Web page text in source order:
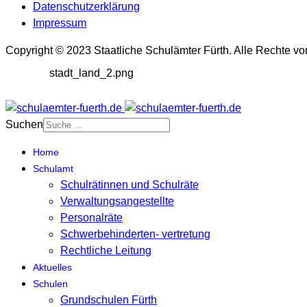
Datenschutzerklärung
Impressum
Copyright © 2023 Staatliche Schulämter Fürth. Alle Rechte
stadt_land_2.png
Suchen
Home
Schulamt
Schulrätinnen und Schulräte
Verwaltungsangestellte
Personalräte
Schwerbehinderten- vertretung
Rechtliche Leitung
Aktuelles
Schulen
Grundschulen Fürth